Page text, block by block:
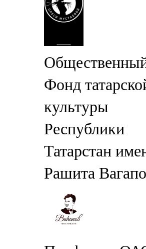
Фонд
культуры
Республики
Татарстан
Рашита